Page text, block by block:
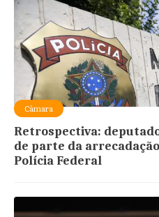
Câmara
Retrospectiva:
de parte da
Polícia Federal